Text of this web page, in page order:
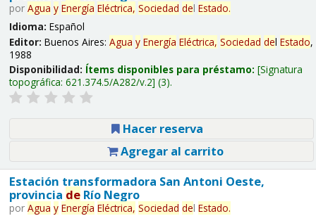
por Agua y Energía Eléctrica, Sociedad del Estado.
Idioma: Español
Editor: Buenos Aires: Agua y Energía Eléctrica, Sociedad del Estado,
1988
Disponibilidad: Ítems disponibles para préstamo: Signatura
topográfica: 621.374.5/A282/v.2 (3).
Hacer reserva
Agregar al carrito
Estación transformadora San Antoni Oeste,
provincia deRío Negro
por Agua y Energía Eléctrica, Sociedad del Estado.